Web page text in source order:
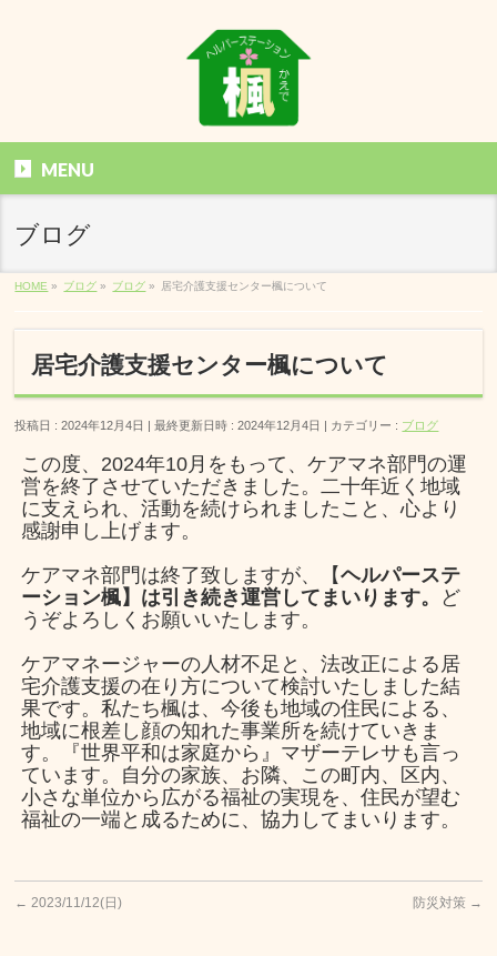
MENU
ブログ
HOME » ブログ » ブログ » 居宅介護支援センター楓について
居宅介護支援センター楓について
投稿日 : 2024年12月4日 最終更新日時 : 2024年12月4日 カテゴリー : ブログ
この度、2024年10月をもって、ケアマネ部門の運
営を終了させていただきました。二十年近く地域
に支えられ、活動を続けられましたこと、心より
感謝申し上げます。
ケアマネ部門は終了致しますが、【ヘルパーステ
ーション楓】は引き続き運営してまいります。
ど
うぞよろしくお願いいたします。
ケアマネージャーの人材不足と、法改正による居
宅介護支援の在り方について検討いたしました結
果です。私たち楓は、今後も地域の住民による、
地域に根差し顔の知れた事業所を続けていきま
す。『世界平和は家庭から』マザーテレサも言っ
ています。自分の家族、お隣、この町内、区内、
小さな単位から広がる福祉の実現を、住民が望む
福祉の一端と成るために、協力してまいります。
← 2023/11/12(日) 防災対策 →